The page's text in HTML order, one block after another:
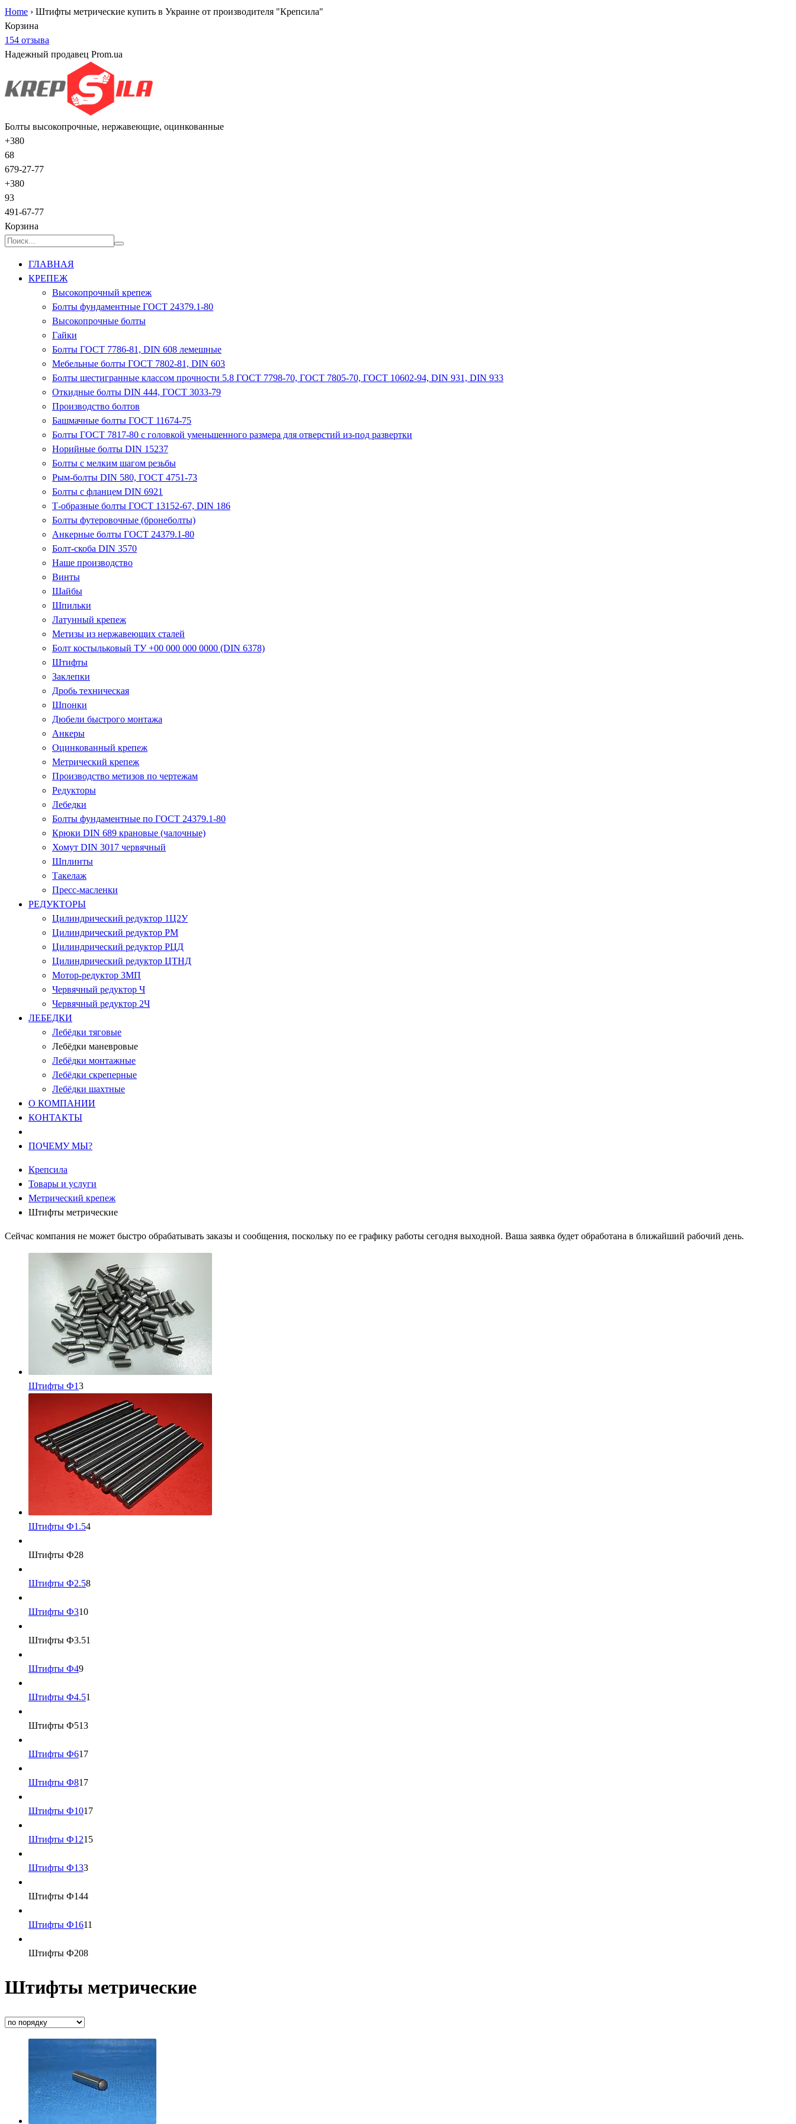
Home › Штифты метрические купить в Украине от производителя "Крепсила"
Корзина
154 отзыва
Надежный продавец Prom.ua
Болты высокопрочные, нержавеющие, оцинкованные
+380
68
679-27-77
+380
93
491-67-77
Корзина
ГЛАВНАЯ
КРЕПЕЖ
Высокопрочный крепеж
Болты фундаментные ГОСТ 24379.1-80
Высокопрочные болты
Гайки
Болты ГОСТ 7786-81, DIN 608 лемешные
Мебельные болты ГОСТ 7802-81, DIN 603
Болты шестигранные классом прочности 5.8 ГОСТ 7798-70, ГОСТ 7805-70, ГОСТ 10602-94, DIN 931, DIN 933
Откидные болты DIN 444, ГОСТ 3033-79
Производство болтов
Башмачные болты ГОСТ 11674-75
Болты ГОСТ 7817-80 с головкой уменьшенного размера для отверстий из-под развертки
Норийные болты DIN 15237
Болты с мелким шагом резьбы
Рым-болты DIN 580, ГОСТ 4751-73
Болты с фланцем DIN 6921
Т-образные болты ГОСТ 13152-67, DIN 186
Болты футеровочные (бронеболты)
Анкерные болты ГОСТ 24379.1-80
Болт-скоба DIN 3570
Наше производство
Винты
Шайбы
Шпильки
Латунный крепеж
Метизы из нержавеющих сталей
Болт костыльковый ТУ +00 000 000 0000 (DIN 6378)
Штифты
Заклепки
Дробь техническая
Шпонки
Дюбели быстрого монтажа
Анкеры
Оцинкованный крепеж
Метрический крепеж
Производство метизов по чертежам
Редукторы
Лебедки
Болты фундаментные по ГОСТ 24379.1-80
Крюки DIN 689 крановые (чалочные)
Хомут DIN 3017 червячный
Шплинты
Такелаж
Пресс-масленки
РЕДУКТОРЫ
Цилиндрический редуктор 1Ц2У
Цилиндрический редуктор РМ
Цилиндрический редуктор РЦД
Цилиндрический редуктор ЦТНД
Мотор-редуктор 3МП
Червячный редуктор Ч
Червячный редуктор 2Ч
ЛЕБЕДКИ
Лебёдки тяговые
Лебёдки маневровые
Лебёдки монтажные
Лебёдки скреперные
Лебёдки шахтные
О КОМПАНИИ
КОНТАКТЫ
ПОЧЕМУ МЫ?
Крепсила
Товары и услуги
Метрический крепеж
Штифты метрические
Сейчас компания не может быстро обрабатывать заказы и сообщения, поскольку по ее графику работы сегодня выходной. Ваша заявка будет обработана в ближайший рабочий день.
Штифты Ф13
Штифты Ф1.54
Штифты Ф28
Штифты Ф2.58
Штифты Ф310
Штифты Ф3.51
Штифты Ф49
Штифты Ф4.51
Штифты Ф513
Штифты Ф617
Штифты Ф817
Штифты Ф1017
Штифты Ф1215
Штифты Ф133
Штифты Ф144
Штифты Ф1611
Штифты Ф208
Штифты метрические